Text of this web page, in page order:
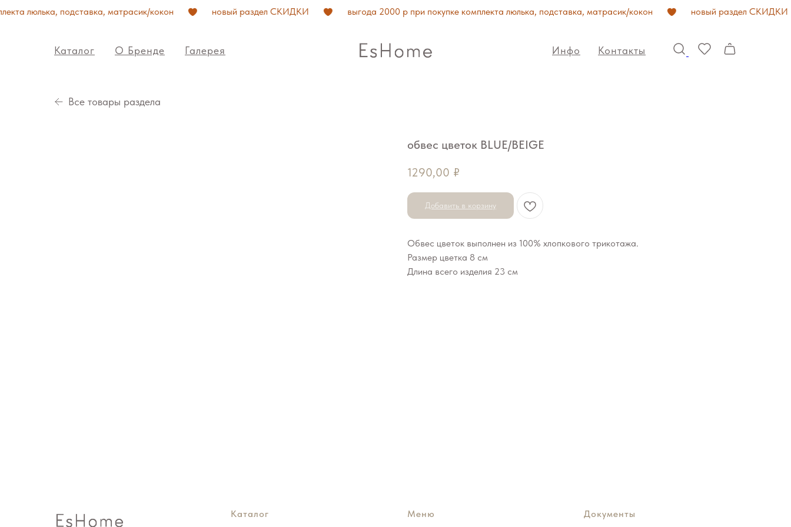
люлька, подставка, матрасик/кокон новый раздел СКИДКИ выгода 2000 р при покупке комплекта люлька, подставка, матрасик/кокон новый раздел СКИДКИ
Каталог О Бренде Галерея Инфо Контакты
Все товары раздела
обвес цветок BLUE/BEIGE
1290,00 ₽
Добавить в корзину
Обвес цветок выполнен из 100% хлопкового трикотажа.
Размер цветка 8 см
Длина всего изделия 23 см
Каталог Меню Документы